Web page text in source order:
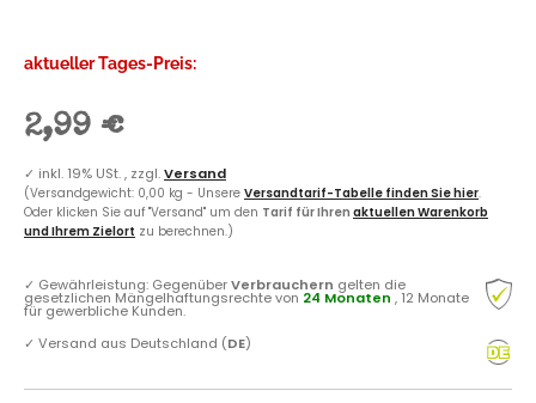
aktueller Tages-Preis:
2,99 €
✓ inkl. 19% USt. , zzgl.Versand
(Versandgewicht: 0,00 kg - Unsere Versandtarif-Tabelle finden Sie hier.
Oder klicken Sie auf "Versand" um den Tarif für Ihren aktuellen Warenkorb
und Ihrem Zielort zu berechnen.)
✓ Gewährleistung: GegenüberVerbrauchern gelten die
gesetzlichen Mängelhaftungsrechte von 24 Monaten , 12 Monate
für gewerbliche Kunden.
✓ Versand aus Deutschland (DE)